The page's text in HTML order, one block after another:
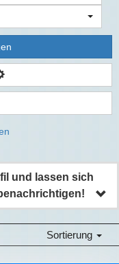
und lassen sich
Sortierung